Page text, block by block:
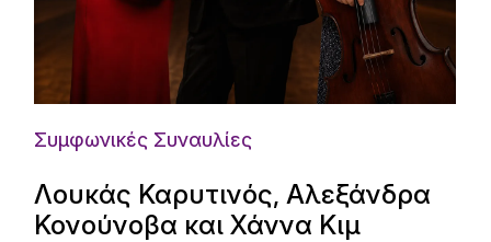
Συμφωνικές Συναυλίες
Λουκάς Καρυτινός, Αλεξάνδρα
Κονούνοβα και Χάννα Κιμ